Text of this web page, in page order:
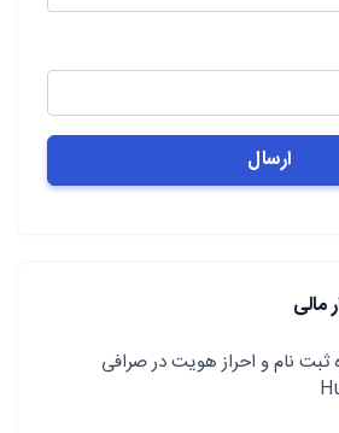
مالی
ثبت نام و احراز هویت در صرافی